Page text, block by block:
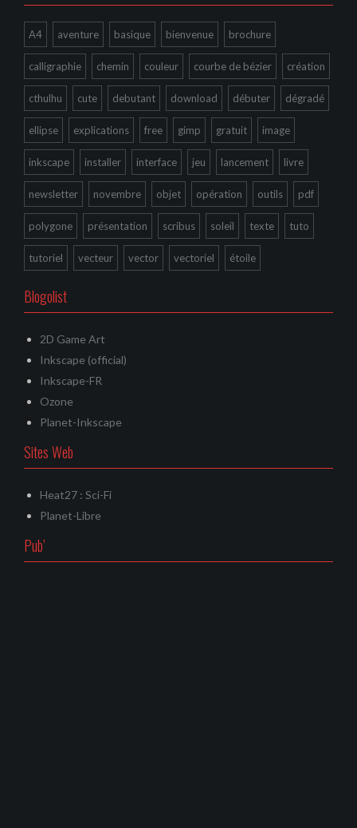
A4 aventure basique bienvenue brochure
calligraphie chemin couleur courbe de bézier création
cthulhu cute debutant download débuter dégradé
ellipse explications free gimp gratuit image
inkscape installer interface jeu lancement livre
newsletter novembre objet opération outils pdf
polygone présentation scribus soleil texte tuto
tutoriel vecteur vector vectoriel étoile
Blogolist
2D Game Art
Inkscape (official)
Inkscape-FR
Ozone
Planet-Inkscape
Sites Web
Heat27 : Sci-Fi
Planet-Libre
Pub’